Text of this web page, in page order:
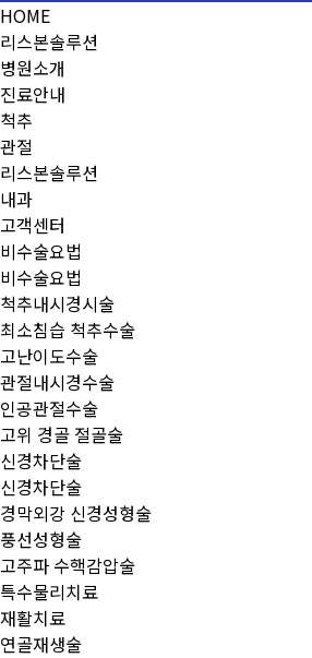
HOME
리스본솔루션
병원소개
진료안내
척추
관절
리스본솔루션
내과
고객센터
비수술요법
비수술요법
척추내시경시술
최소침습 척추수술
고난이도수술
관절내시경수술
인공관절수술
고위 경골 절골술
신경차단술
신경차단술
경막외강 신경성형술
풍선성형술
고주파 수핵감압술
특수물리치료
재활치료
연골재생술